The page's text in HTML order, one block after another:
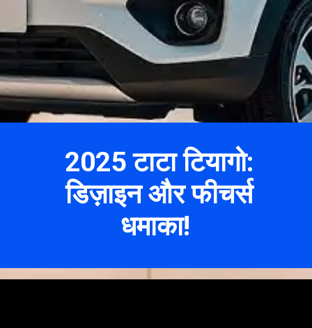
2025 टाटा टियागो:
डिज़ाइन और फीचर्स
धमाका!